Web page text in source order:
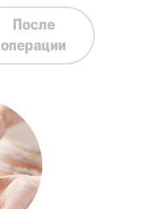
После
операции